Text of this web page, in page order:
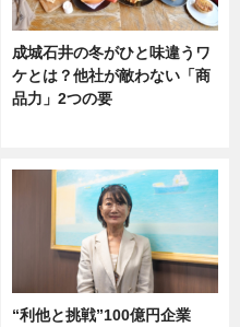
成城石井の冬がひと味違うワ
ケとは？他社が敵わない「商
品力」2つの要
“利他と挑戦”100億円企業